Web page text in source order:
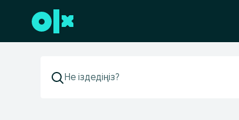
Төменгі деректемеге өту